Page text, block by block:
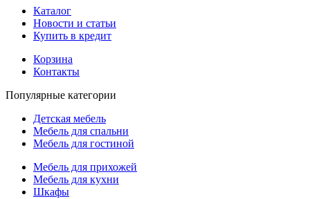
Каталог
Новости и статьи
Купить в кредит
Корзина
Контакты
Популярные категории
Детская мебель
Мебель для спальни
Мебель для гостиной
Мебель для прихожей
Мебель для кухни
Шкафы